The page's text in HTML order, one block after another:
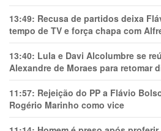
13:49: Recusa de partidos deixa
tempo de TV e força chapa com
13:40: Lula e Davi Alcolumbre se
Alexandre de Moraes para retomar
11:57: Rejeição do PP a Flávio
Rogério Marinho como vice